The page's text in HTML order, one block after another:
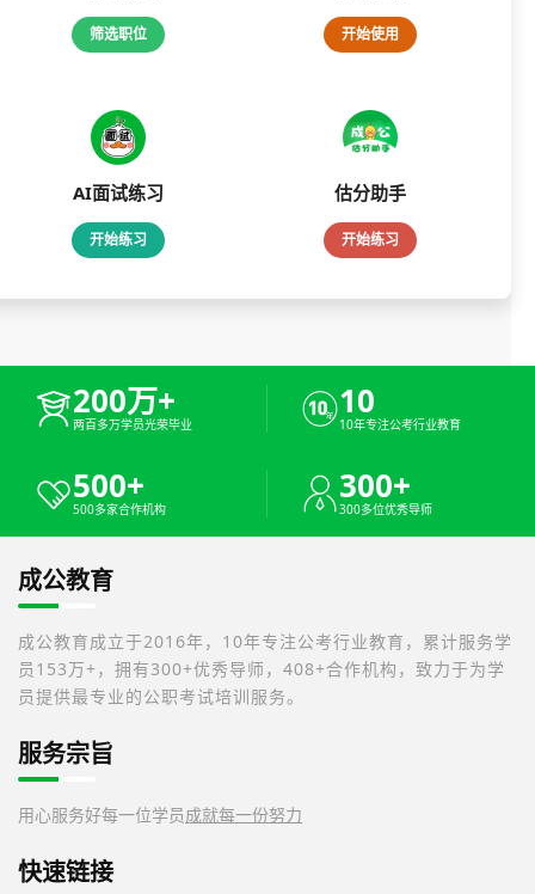
筛选职位 开始使用
AI面试练习
开始练习
估分助手
开始练习
200万+
两百多万学员光荣毕业
10
10年专注公考行业教育
500+
500多家合作机构
300+
300多位优秀导师
成公教育
成公教育成立于2016年，10年专注公考行业教育，累计服务学
员153万+，拥有300+优秀导师，408+合作机构，致力于为学
员提供最专业的公职考试培训服务。
服务宗旨
用心服务好每一位学员成就每一份努力
快速链接